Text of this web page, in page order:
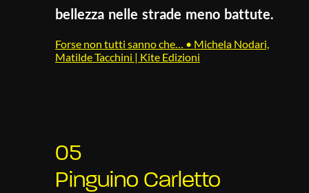
bellezza nelle strade meno battute.
Forse non tutti sanno che… • Michela Nodari,
Matilde Tacchini | Kite Edizioni
05
Pinguino Carletto